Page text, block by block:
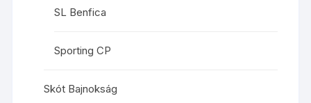
SL Benfica
Sporting CP
Skót Bajnokság